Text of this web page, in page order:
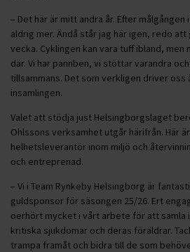
– Det här är mitt andra år. Efter målgången
aldrig mer. Ändå står jag här igen, redo
vecka. Cyklingen kan vara tuff ibland,
där. Vi har pannben, vi stöttar varandra
tillsammans. Det som verkligen driver
insamlingen.
Valet att stödja just Helsingborgslaget
Ohlssons verksamhet utgår härifrån. Här
helhetsleverantör inom miljö och
och entreprenad.
– Vi i Team Rynkeby Helsingborg är
guldsponsor för säsongen 25/26. Ert
oerhört mycket i vårt arbete för att samla
kritiska sjukdomar och deras föräldrar.
trampa framåt och bidra till de som